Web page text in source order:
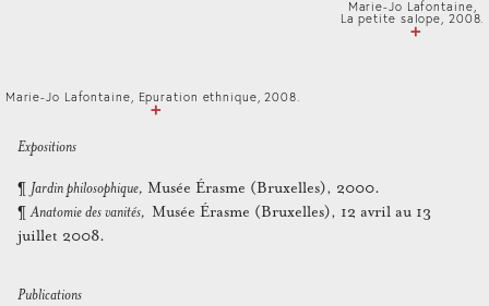
Marie-Jo Lafontaine, Epuration ethnique, 2008.
Marie-Jo Lafontaine,
La petite salope, 2008.
Expositions
¶ Jardin philosophique, Musée Érasme (Bruxelles), 2000.
¶Anatomie des vanités, Musée Érasme (Bruxelles), 12 avril au 13
juillet 2008.
Publications